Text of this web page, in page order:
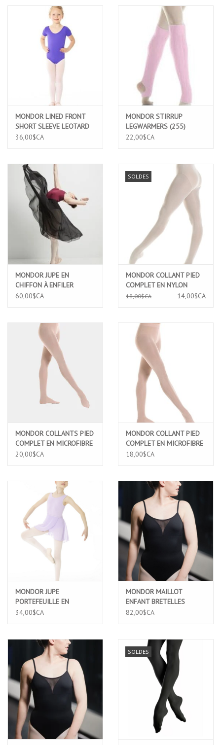
MONDOR LINED FRONT
SHORT SLEEVE LEOTARD
(41096)
36,00$CA
MONDOR STIRRUP
LEGWARMERS (255)
22,00$CA
MONDOR JUPE EN
CHIFFON À ENFILER
(16106)
60,00$CA
SOLDES
MONDOR COLLANT PIED
COMPLET EN NYLON
DURABLE ROSE BALLERINA
18,00$CA 14,00$CA
MONDOR COLLANTS PIED
COMPLET EN MICROFIBRE
ULTRA DOUX ROSE PALE
20,00$CA
MONDOR COLLANT PIED
COMPLET EN MICROFIBRE
ULTRA DOUX ROSE PALE
18,00$CA
MONDOR JUPE
PORTEFEUILLE EN
MOUSSELINE ENFANT
34,00$CA
MONDOR MAILLOT
ENFANT BRETELLES
SPAGUETTI ESBQ (3544C)
82,00$CA
SOLDES